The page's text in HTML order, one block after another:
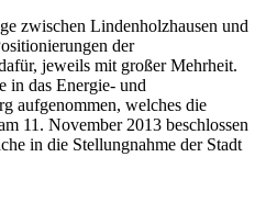
zwischen Lindenholzhausen und
der
jeweils mit großer Mehrheit.
in das Energie- und
aufgenommen, welches die
11. November 2013 beschlossen
in die Stellungnahme der Stadt